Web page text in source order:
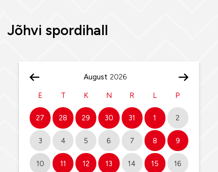
August
E T K N R L P
27 28 29 30 31 1 2
3 4 5 6 7 8 9
10 11 12 13 14 15 16
Jõhvi spordihall